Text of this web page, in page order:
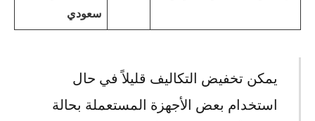
سعودي
يمكن تخفيض التكاليف قليلاً في حال
استخدام بعض الأجهزة المستعملة بحالة